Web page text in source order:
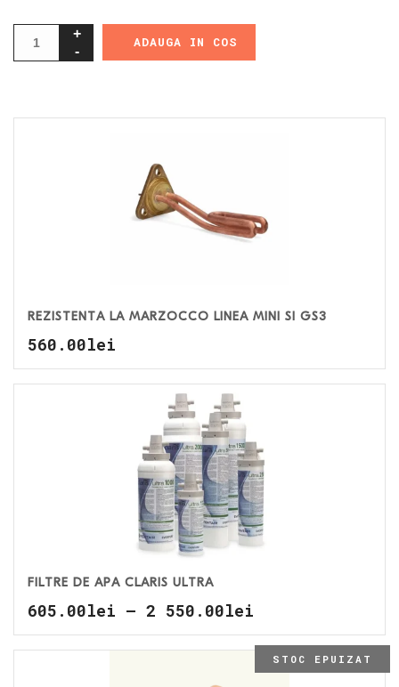
ADAUGA IN COS
REZISTENȚĂ LA MARZOCCO LINEA MINI ȘI GS3
560.00lei
FILTRE DE APĂ CLARIS ULTRA
605.00lei – 2 550.00lei
STOC EPUIZAT